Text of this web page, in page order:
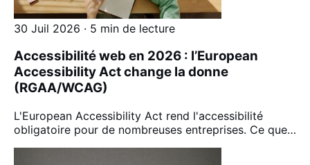
30 Juil 2026 · 5 min de lecture
Accessibilité web en 2026 : l’European
Accessibility Act change la donne
(RGAA/WCAG)
L'European Accessibility Act rend l'accessibilité
obligatoire pour de nombreuses entreprises. Ce que…